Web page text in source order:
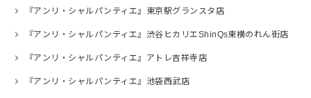
『アンリ・シャルパンティエ』東京駅グランスタ店
『アンリ・シャルパンティエ』渋谷ヒカリエShinQs東横のれん街店
『アンリ・シャルパンティエ』アトレ吉祥寺店
『アンリ・シャルパンティエ』池袋西武店